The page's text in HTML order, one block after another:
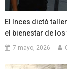
El Inces dictó
el bienestar de
7 mayo, 2026